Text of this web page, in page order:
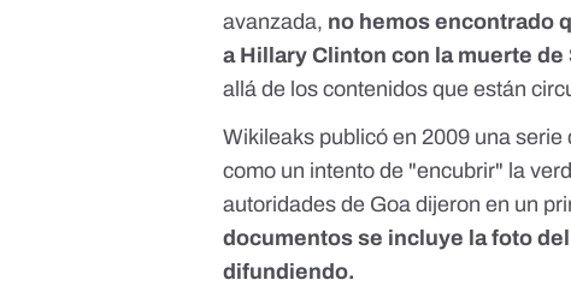
avanzada, no hemos encontrado
a Hillary Clinton con la muerte
allá de los contenidos que están
Wikileaks publicó en 2009 una serie
como un intento de "encubrir" la
autoridades de Goadijeron en un
documentos se incluye la foto
difundiendo.